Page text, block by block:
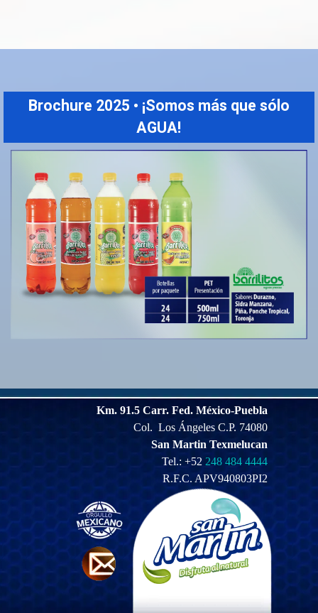
Brochure 2025 • ¡Somos más que sólo
AGUA!
Km. 91.5 Carr. Fed. México-Puebla
Col. Los Ángeles C.P. 74080
San Martin Texmelucan
Tel.: +52 248 484 4444
R.F.C. APV940803PI2